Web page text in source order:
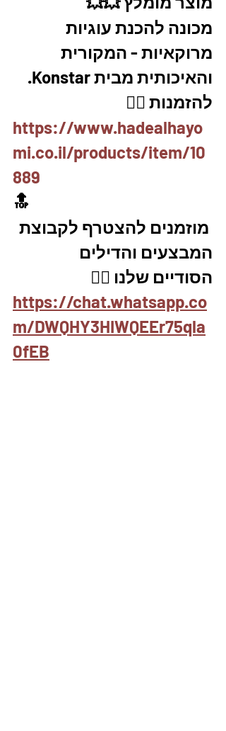
מכונה להכנת עוגיות
מרוקאיות - המקורית
והאיכותית מבית Konstar.
להזמנות 👇🏼
https://www.hadealhayo
mi.co.il/products/item/10
889
🔝
מוזמנים להצטרף לקבוצת
המבצעים והדילים
הסודיים שלנו 👇🏼
https://chat.whatsapp.co
m/DWQHY3HIWQEEr75qla
0fEB